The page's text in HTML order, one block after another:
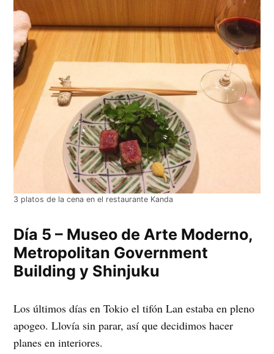
3 platos de la cena en el restaurante Kanda
Día 5 – Museo de Arte Moderno,
Metropolitan Government
Building y Shinjuku
Los últimos días en Tokio el tifón Lan estaba en pleno
apogeo. Llovía sin parar, así que decidimos hacer
planes en interiores.